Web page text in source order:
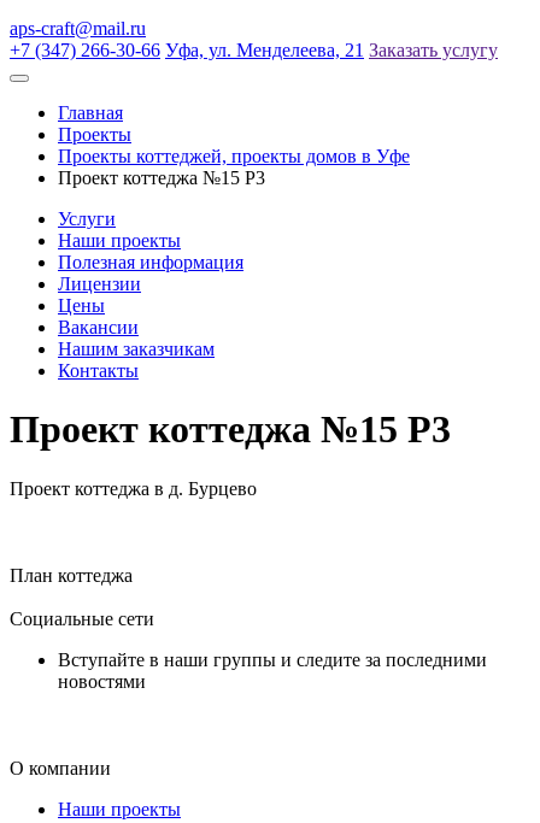
aps-craft@mail.ru
+7 (347) 266-30-66 Уфа, ул. Менделеева, 21 Заказать услугу
Главная
Проекты
Проекты коттеджей, проекты домов в Уфе
Проект коттеджа №15 Р3
Услуги
Наши проекты
Полезная информация
Лицензии
Цены
Вакансии
Нашим заказчикам
Контакты
Проект коттеджа №15 Р3
Проект коттеджа в д. Бурцево
План коттеджа
Социальные сети
Вступайте в наши группы и следите за последними
новостями
О компании
Наши проекты